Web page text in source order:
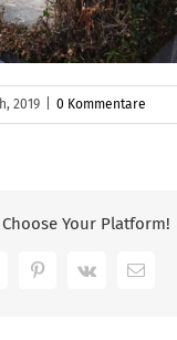
2019 0 Kommentare
Your Platform!
PinterestVk Email